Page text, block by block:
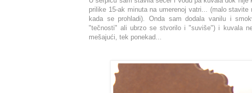
prilike 15-ak minuta na umerenoj vatri... (malo
kada se prohladi). Onda sam dodala vanilu i
"tečnosti" ali ubrzo se stvorilo i "suviše") i kuvala
mešajući, tek ponekad...